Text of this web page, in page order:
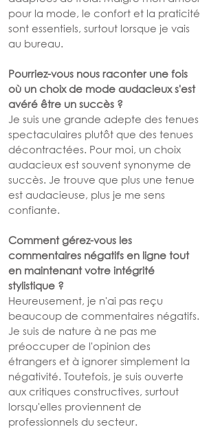
pour la mode, le confort et la praticité
sont essentiels, surtout lorsque je vais
au bureau.
Pourriez-vous nous raconter une fois
où un choix de mode audacieux s'est
avéré être un succès ?
Je suis une grande adepte des tenues
spectaculaires plutôt que des tenues
décontractées. Pour moi, un choix
audacieux est souvent synonyme de
succès. Je trouve que plus une tenue
est audacieuse, plus je me sens
confiante.
Comment gérez-vous les
commentaires négatifs en ligne tout
en maintenant votre intégrité
stylistique ?
Heureusement, je n'ai pas reçu
beaucoup de commentaires négatifs.
Je suis de nature à ne pas me
préoccuper de l'opinion des
étrangers et à ignorer simplement la
négativité. Toutefois, je suis ouverte
aux critiques constructives, surtout
lorsqu'elles proviennent de
professionnels du secteur.